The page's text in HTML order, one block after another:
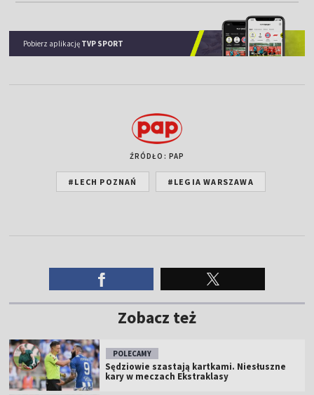
Pobierz aplikację TVP SPORT
ŹRÓDŁO: PAP
#LECH POZNAŃ #LEGIA WARSZAWA
Zobacz też
POLECAMY
Sędziowie szastają kartkami. Niesłuszne
kary w meczach Ekstraklasy